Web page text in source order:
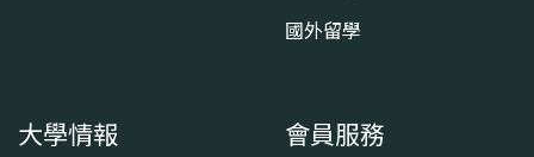
國外留學
大學情報 會員服務